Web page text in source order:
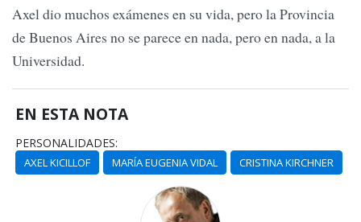
Axel dio muchos exámenes en su vida, pero la Provincia
de Buenos Aires no se parece en nada, pero en nada, a la
Universidad.
EN ESTA NOTA
PERSONALIDADES:
AXEL KICILLOF MARÍA EUGENIA VIDAL CRISTINA KIRCHNER